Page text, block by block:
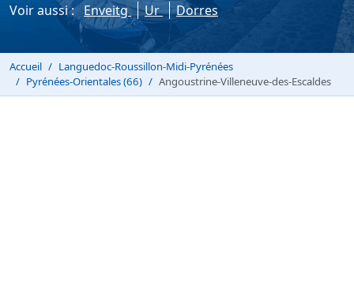
Voir aussi :Enveitg Ur Dorres
Accueil
Languedoc-Roussillon-Midi-Pyrénées
Pyrénées-Orientales (66)
Angoustrine-Villeneuve-des-Escaldes